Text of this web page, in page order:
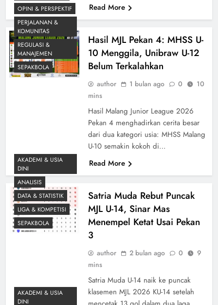
Read More
OPINI & PERSPEKTIF
PERJALANAN &
KOMUNITAS
REGULASI &
MANAJEMEN
SEPAKBOLA
Hasil MJL Pekan 4: MHSS U-
10 Menggila, Unibraw U-12
Belum Terkalahkan
author 1 bulan ago 0
10
mins
Hasil Malang Junior League 2026
Pekan 4 menghadirkan cerita besar
dari dua kategori usia: MHSS Malang
U-10 semakin kokoh di…
Read More
AKADEMI & USIA
DINI
ANALISIS
DATA & STATISTIK
LIGA & KOMPETISI
SEPAKBOLA
Satria Muda Rebut Puncak
MJL U-14, Sinar Mas
Menempel Ketat Usai Pekan
3
author 2 bulan ago 0
9
mins
Satria Muda U-14 naik ke puncak
klasemen MJL 2026 KU-14 setelah
AKADEMI & USIA
DINI